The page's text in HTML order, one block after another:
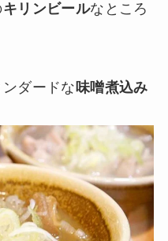
キリンビールなところ
ダードな 味噌煮込み